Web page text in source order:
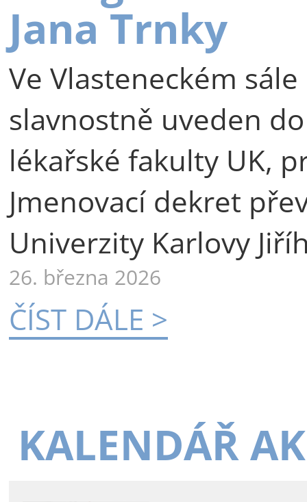
Jana Trnky
Ve Vlasteneckém
slavnostně uveden
lékařské fakulty UK,
Jmenovací dekret
Univerzity Karlovy
26. března 2026
ČÍST DÁLE >
KALENDÁŘ